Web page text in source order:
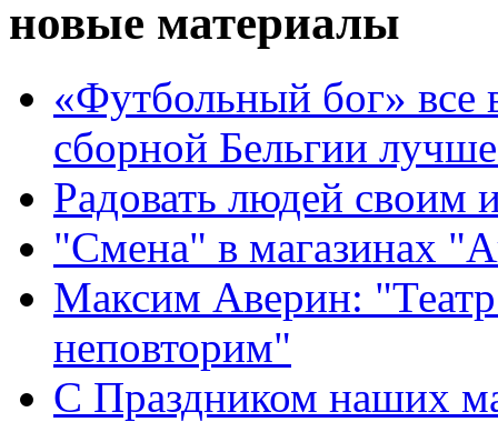
новые материалы
«Футбольный бог» все
сборной Бельгии
Радовать людей своим
"Смена" в магазинах
Максим Аверин:
неповторим"
С Праздником наших